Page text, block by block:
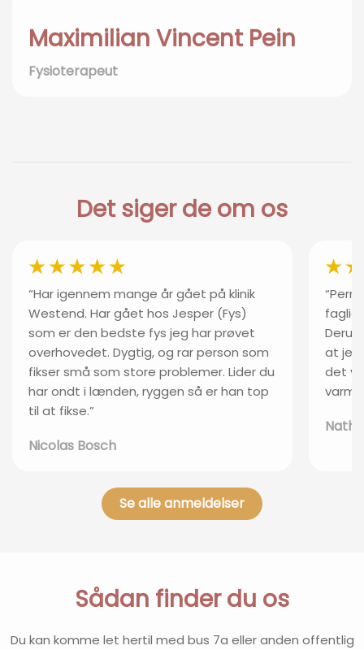
Maximilian Vincent Pein
Fysioterapeut
Det siger de om os
“Har igennem mange år gået på klinik
Westend. Har gået hos Jesper (Fys)
som er den bedste fys jeg har prøvet
overhovedet. Dygtig, og rar person som
fikser små som store problemer. Lider du
har ondt i lænden, ryggen så er han top
til at fikse.”
Nicolas Bosch
at jeg
det
Se alle anmeldelser
Sådan finder du os
Du kan komme let hertil med bus 7a eller anden offentlig